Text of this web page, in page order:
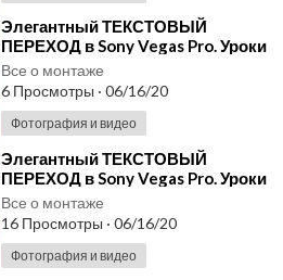
⁣Элегантный ТЕКСТОВЫЙ
ПЕРЕХОД в Sony Vegas Pro. Уроки
видеомонтажа Сони Вегас. Text
transition
Все о монтаже
6 Просмотры · 06/16/20
Фотография и видео
⁣Элегантный ТЕКСТОВЫЙ
ПЕРЕХОД в Sony Vegas Pro. Уроки
видеомонтажа Сони Вегас. Text
transition
Все о монтаже
16 Просмотры · 06/16/20
Фотография и видео